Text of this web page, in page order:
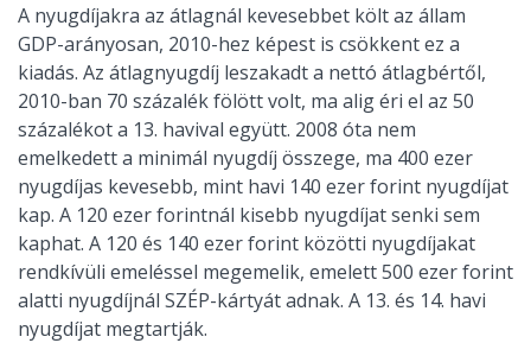
A nyugdíjakra az átlagnál kevesebbet költ az állam
GDP-arányosan, 2010-hez képest is csökkent ez a
kiadás. Az átlagnyugdíj leszakadt a nettó átlagbértől,
2010-ban 70 százalék fölött volt, ma alig éri el az 50
százalékot a 13. havival együtt. 2008 óta nem
emelkedett a minimál nyugdíj összege, ma 400 ezer
nyugdíjas kevesebb, mint havi 140 ezer forint nyugdíjat
kap. A 120 ezer forintnál kisebb nyugdíjat senki sem
kaphat. A 120 és 140 ezer forint közötti nyugdíjakat
rendkívüli emeléssel megemelik, emelett 500 ezer forint
alatti nyugdíjnál SZÉP-kártyát adnak. A 13. és 14. havi
nyugdíjat megtartják.